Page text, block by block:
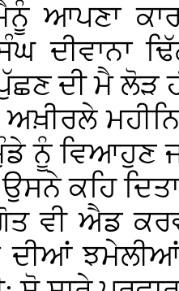
ਆਪਣਾ
ਦੀਵਾਨਾ
ਦੀ ਮੈ ਲੋੜ
ਨੂੰ ਵਿਆਹੁਣ
ਕਹਿ
ਵੀ ਐਡ
ਦੀਆਂ